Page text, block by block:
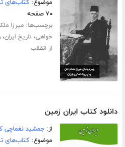
موضوع:کتاب‌های
۷۰ صفحه
برچسب‌ها: میرزا
خواهی، تاریخ ایران،
از انقلاب
دانلود کتاب ایران زمین
از:جمشید نغماچی
موضوع:کتاب‌های